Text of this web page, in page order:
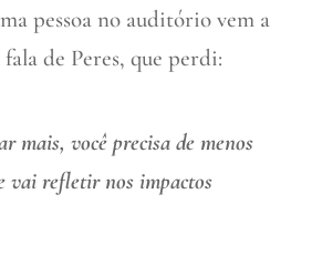
pessoa no auditório vem a
de Peres, que perdi:
mais, você precisa de menos
vai refletir nos impactos